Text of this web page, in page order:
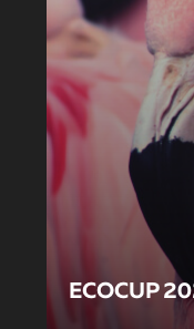
ECOCUP